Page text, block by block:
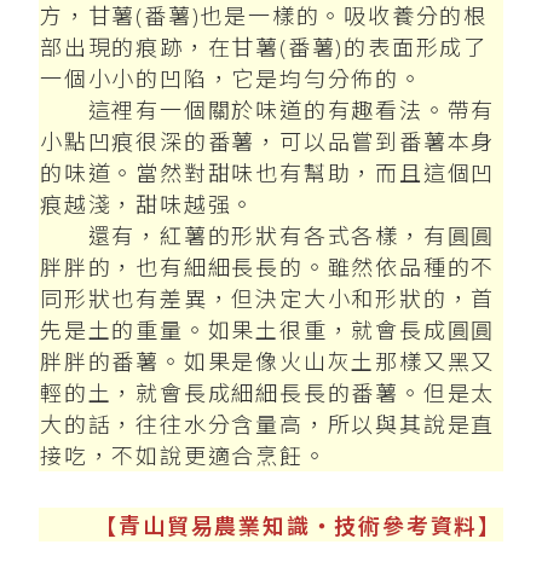
方，甘薯(番薯)也是一樣的。吸收養分的根
部出現的痕跡，在甘薯(番薯)的表面形成了
一個小小的凹陷，它是均勻分佈的。
這裡有一個關於味道的有趣看法。帶有
小點凹痕很深的番薯，可以品嘗到番薯本身
的味道。當然對甜味也有幫助，而且這個凹
痕越淺，甜味越强。
還有，紅薯的形狀有各式各樣，有圓圓
胖胖的，也有細細長長的。雖然依品種的不
同形狀也有差異，但決定大小和形狀的，首
先是土的重量。如果土很重，就會長成圓圓
胖胖的番薯。如果是像火山灰土那樣又黑又
輕的土，就會長成細細長長的番薯。但是太
大的話，往往水分含量高，所以與其說是直
接吃，不如說更適合烹飪。
【青山貿易農業知識‧技術參考資料】